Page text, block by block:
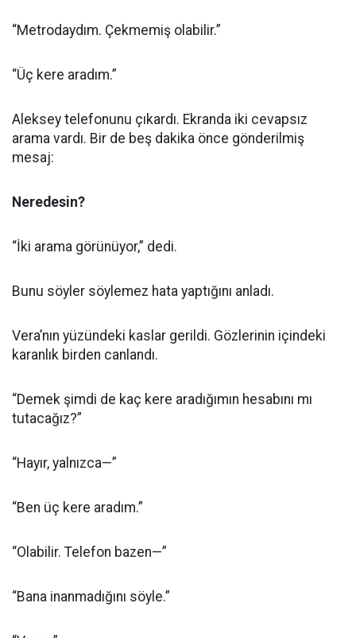
“Metrodaydım. Çekmemiş olabilir.”
“Üç kere aradım.”
Aleksey telefonunu çıkardı. Ekranda iki cevapsız
arama vardı. Bir de beş dakika önce gönderilmiş
mesaj:
Neredesin?
“İki arama görünüyor,” dedi.
Bunu söyler söylemez hata yaptığını anladı.
Vera’nın yüzündeki kaslar gerildi. Gözlerinin içindeki
karanlık birden canlandı.
“Demek şimdi de kaç kere aradığımın hesabını mı
tutacağız?”
“Hayır, yalnızca—”
“Ben üç kere aradım.”
“Olabilir. Telefon bazen—”
“Bana inanmadığını söyle.”